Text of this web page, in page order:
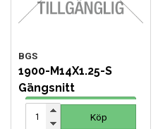
BGS
1900-M14X1.25-S
Gängsnitt
62 SEK
Köp